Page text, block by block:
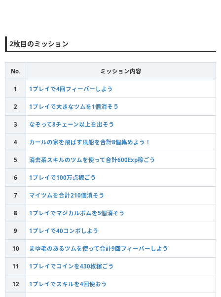
2枚目のミッション
No. ミッション内容
1 1プレイで4回フィーバーしよう
2 1プレイで大きなツムを1個消そう
3 なぞって8チェーン以上を出そう
4 カールの家を飛ばす風船を合計8個集めよう！
5 消去系スキルのツムを使って合計600Exp稼ごう
6 1プレイで100万点稼ごう
7 マイツムを合計210個消そう
8 1プレイでマジカルボムを5個消そう
9 1プレイで40コンボしよう
10 まゆ毛のあるツムを使って合計9回フィーバーしよう
11 1プレイでコインを430枚稼ごう
12 1プレイでスキルを4回使おう